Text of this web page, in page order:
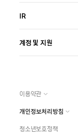
IR
계정 및 지원
이용약관
개인정보처리방침
청소년보호정책